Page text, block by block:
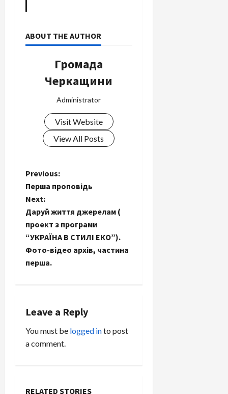
ABOUT THE AUTHOR
Громада
Черкащини
Administrator
Visit Website
View All Posts
P
o
s
t
n
v
i
g
Previous:
Перша проповідь
Next:
Даруй життя джерелам (
проект з програми
“УКРАЇНА В СТИЛІ ЕКО”).
Фото-відео архів, частина
перша.
Leave a Reply
You must be logged into post
a comment.
RELATED STORIES